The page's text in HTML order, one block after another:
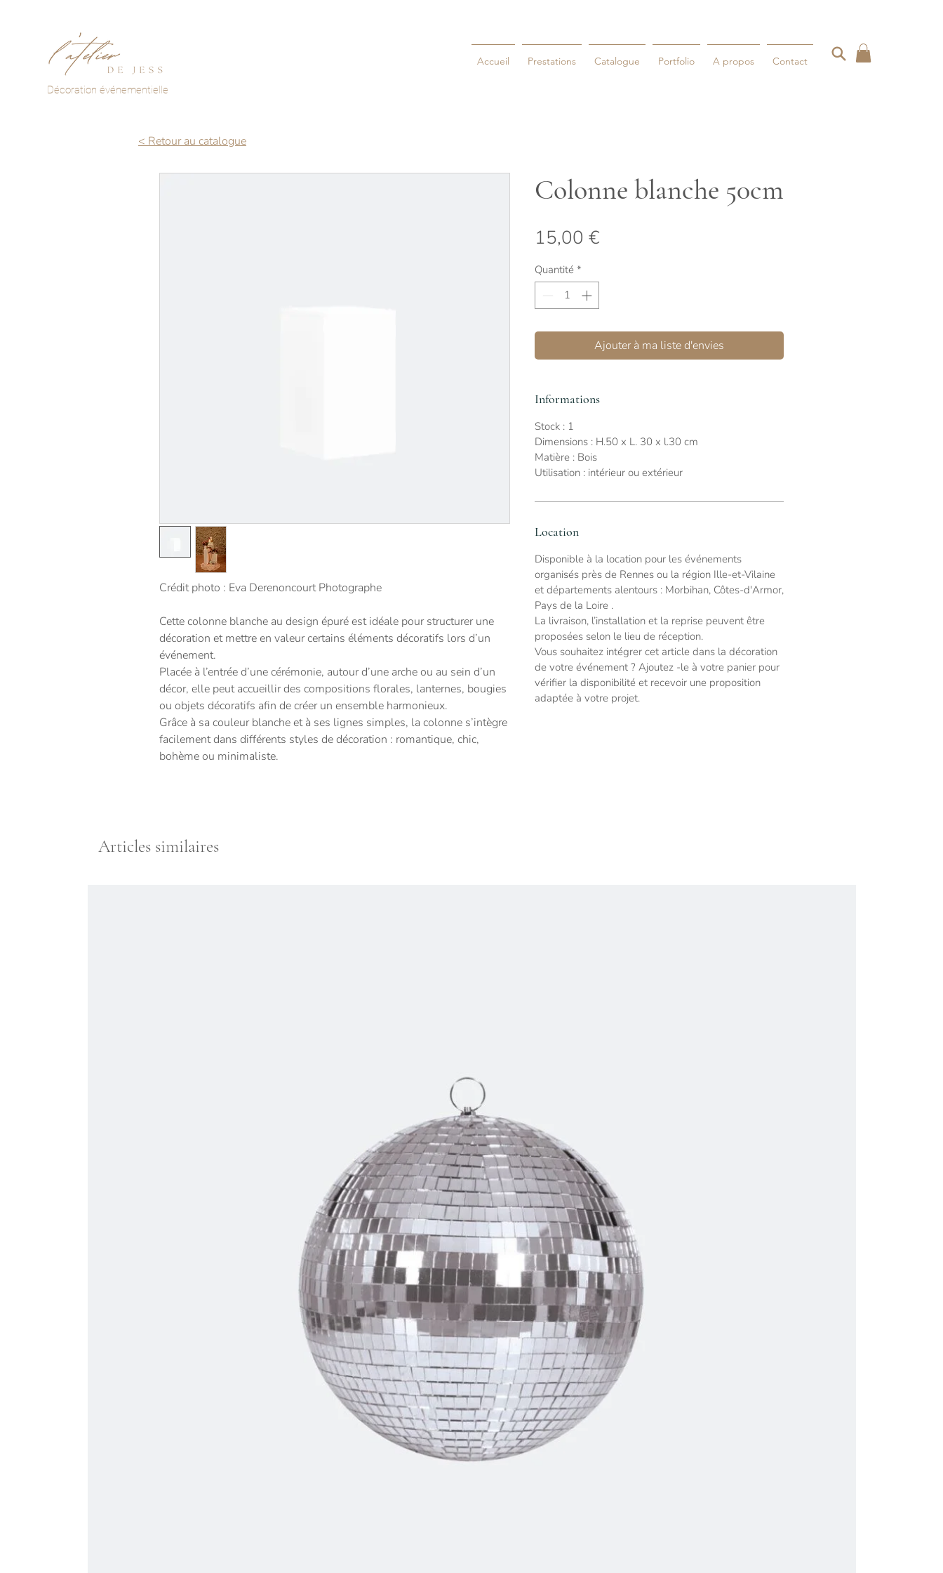
Décoration événementielle
Accueil Prestations Catalogue Portfolio A propos Contact
< Retour au catalogue
Crédit photo : Eva Derenoncourt Photographe
Cette colonne blanche au design épuré est idéale pour structurer une
décoration et mettre en valeur certains éléments décoratifs lors d’un
événement.
Placée à l’entrée d’une cérémonie, autour d’une arche ou au sein d’un
décor, elle peut accueillir des compositions florales, lanternes, bougies
ou objets décoratifs afin de créer un ensemble harmonieux.
Grâce à sa couleur blanche et à ses lignes simples, la colonne s’intègre
facilement dans différents styles de décoration : romantique, chic,
bohème ou minimaliste.
Colonne blanche 50cm
15,00 €
Quantité *
Ajouter à ma liste d'envies
Informations
Stock : 1
Dimensions : H.50 x L. 30 x l.30 cm
Matière : Bois
Utilisation : intérieur ou extérieur
Location
Disponible à la location pour les événements
organisés près de Rennes ou la région Ille-et-Vilaine
et départements alentours : Morbihan, Côtes-d'Armor,
Pays de la Loire .
La livraison, l’installation et la reprise peuvent être
proposées selon le lieu de réception.
Vous souhaitez intégrer cet article dans la décoration
de votre événement ? Ajoutez -le à votre panier pour
vérifier la disponibilité et recevoir une proposition
adaptée à votre projet.
Articles similaires